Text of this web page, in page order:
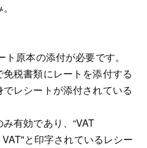
原本の添付が必要です。
税書類にレートを添付する
レシートが添付されている
有効であり、“VAT
と印字されているレシー